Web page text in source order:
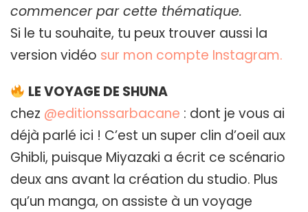
commencer par cette thématique.
Si le tu souhaite, tu peux trouver aussi la
version vidéo sur mon compte Instagram.
LE VOYAGE DE SHUNA
chez @editionssarbacane : dont je vous ai
déjà parlé ici ! C’est un super clin d’oeil aux
Ghibli, puisque Miyazaki a écrit ce scénario
deux ans avant la création du studio. Plus
qu’un manga, on assiste à un voyage